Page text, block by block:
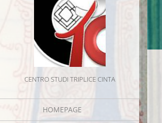
CENTRO STUDI TRIPLICE CINTA
HOMEPAGE